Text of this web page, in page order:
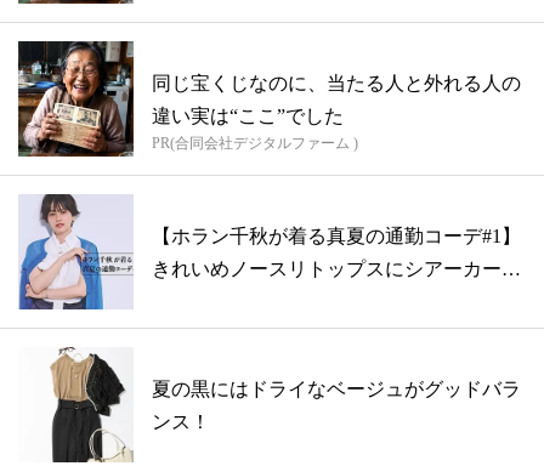
同じ宝くじなのに、当たる人と外れる人の
違い実は“ここ”でした
PR(合同会社デジタルファーム )
【ホラン千秋が着る真夏の通勤コーデ#1】
きれいめノースリトップスにシアーカーデ
夏の黒にはドライなベージュがグッドバラ
ンス！